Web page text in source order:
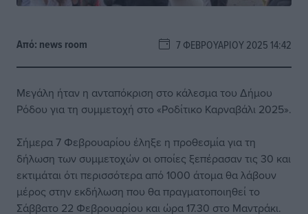
Από: news room 7 ΦΕΒΡΟΥΑΡΊΟΥ 2025 14:42
Μεγάλη ήταν η ανταπόκριση στο κάλεσμα του Δήμου
Ρόδου για τη συμμετοχή στο «Ροδίτικο Καρναβάλι 2025».
Σήμερα 7 Φεβρουαρίου έληξε η προθεσμία για τη
δήλωση των συμμετοχών οι οποίες ξεπέρασαν τις 30 και
εκτιμάται ότι περισσότερα από 1000 άτομα θα λάβουν
μέρος στην εκδήλωση που θα πραγματοποιηθεί το
Σάββατο 22 Φεβρουαρίου και ώρα 17.30 στο Μαντράκι.